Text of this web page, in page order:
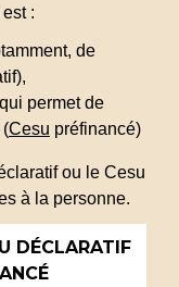
:
de
permet de
(Cesu préfinancé)
ou le Cesu
à la personne.
DÉCLARATIF